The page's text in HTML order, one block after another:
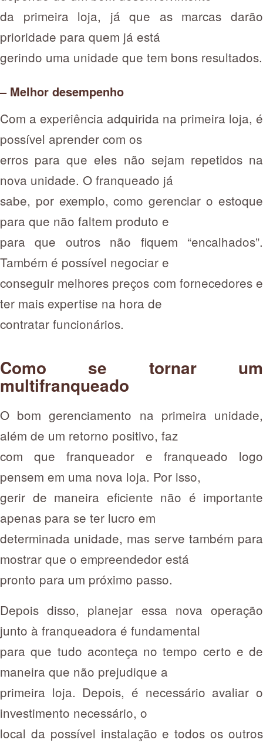
da primeira loja, já que as marcas darão
prioridade para quem já está
gerindo uma unidade que tem bons resultados.
– Melhor desempenho
Com a experiência adquirida na primeira loja, é
possível aprender com os
erros para que eles não sejam repetidos na
nova unidade. O franqueado já
sabe, por exemplo, como gerenciar o estoque
para que não faltem produto e
para que outros não fiquem “encalhados”.
Também é possível negociar e
conseguir melhores preços com fornecedores e
ter mais expertise na hora de
contratar funcionários.
Como se tornar um
multifranqueado
O bom gerenciamento na primeira unidade,
além de um retorno positivo, faz
com que franqueador e franqueado logo
pensem em uma nova loja. Por isso,
gerir de maneira eficiente não é importante
apenas para se ter lucro em
determinada unidade, mas serve também para
mostrar que o empreendedor está
pronto para um próximo passo.
Depois disso, planejar essa nova operação
junto à franqueadora é fundamental
para que tudo aconteça no tempo certo e de
maneira que não prejudique a
primeira loja. Depois, é necessário avaliar o
investimento necessário, o
local da possível instalação e todos os outros